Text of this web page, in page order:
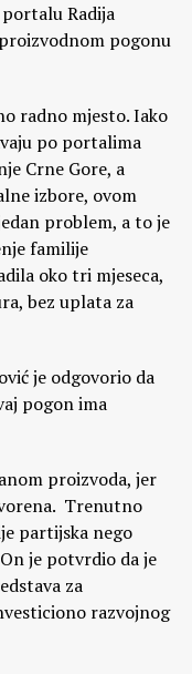
Radija
pogonu
radno mjesto. Iako
po portalima
Crne Gore, a
izbore, ovom
problem, a to je
familije
oko tri mjeseca,
bez uplata za
je odgovorio da
pogon ima
proizvoda, jer
Trenutno
partijska nego
je potvrdio da je
za
razvojnog